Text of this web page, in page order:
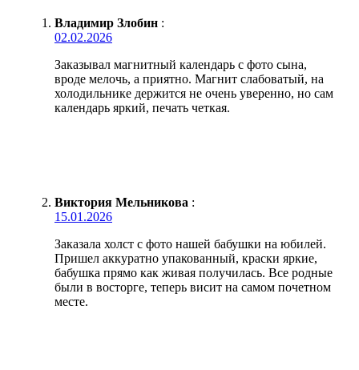
Владимир Злобин :
02.02.2026
Заказывал магнитный календарь с фото сына,
вроде мелочь, а приятно. Магнит слабоватый, на
холодильнике держится не очень уверенно, но сам
календарь яркий, печать четкая.
Виктория Мельникова :
15.01.2026
Заказала холст с фото нашей бабушки на юбилей.
Пришел аккуратно упакованный, краски яркие,
бабушка прямо как живая получилась. Все родные
были в восторге, теперь висит на самом почетном
месте.